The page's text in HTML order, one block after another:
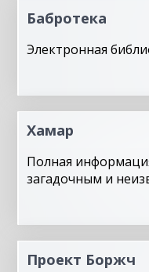
Бабротека
Электронная
Хамар
Полная
загадочным и
Проект Боржч